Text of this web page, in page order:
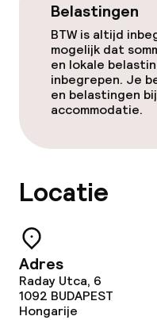
Wasservice
Beleid
Overal rookvrij
Belastingen
BTW is altijd
mogelijk dat
en lokale
inbegrepen. Je
en belastingen
accommodatie.
Locatie
Adres
Raday Utca, 6
1092 BUDAPEST
Hongarije